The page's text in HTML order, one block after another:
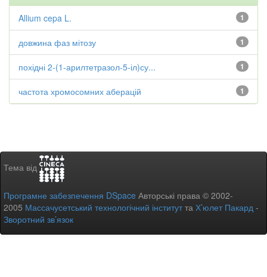
1
Allium cepa L.
1
довжина фаз мітозу
1
похідні 2-(1-арилтетразол-5-іл)су...
1
частота хромосомних аберацій
Тема від
Програмне забезпечення DSpace Авторські права © 2002-
2005 Массачусетський технологічний інститутта Х’юлет Пакард -
Зворотний зв’язок